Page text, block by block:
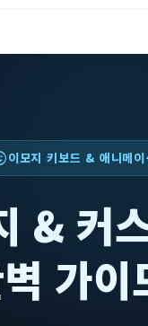
이모지 키보드 & 애니메
& 커
가이